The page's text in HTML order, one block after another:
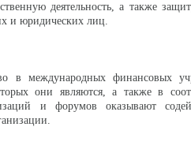
деятельность, а также
и юридических лиц.
в международных финансовых
они являются, а также в
и форумов оказывают